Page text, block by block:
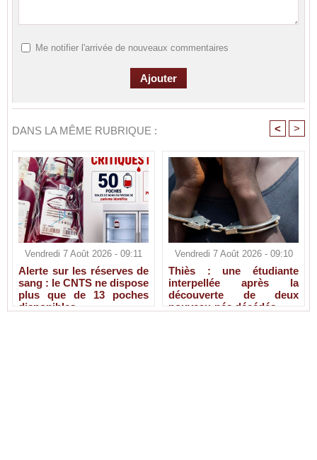
Me notifier l'arrivée de nouveaux commentaires
DANS LA MÊME RUBRIQUE : < >
Vendredi 7 Août 2026 - 09:11
Alerte sur les réserves de
sang : le CNTS ne dispose
plus que de 13 poches
disponibles
Vendredi 7 Août 2026 - 09:10
Thiès : une étudiante
interpellée après la
découverte de deux
nouveau-nés décédés